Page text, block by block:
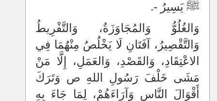
ﷺ يَسِيرُ -.
وَالغُلُوُّ وَالمُجَاوَزَةُ، وَالتَّفْرِيطُ
وَالتَّقْصِيرُ، آفَتَانِ لَا يَخْلُصُ مِنْهُمَا فِي
الاعْتِقَادِ، وَالقَصْدِ، وَالعَمَلِ، إِلَّا مَنْ
مَشَى خَلْفَ رَسُولِ اللهِ ص وَتَرَكَ
أَقْوَالَ النَّاسِ وَآرَاءَهُمْ، لِمَا جَاءَ بِهِ